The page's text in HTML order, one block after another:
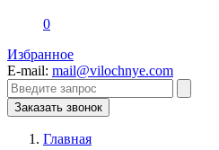
0
Избранное
E-mail: mail@vilochnye.com
Заказать звонок
Главная